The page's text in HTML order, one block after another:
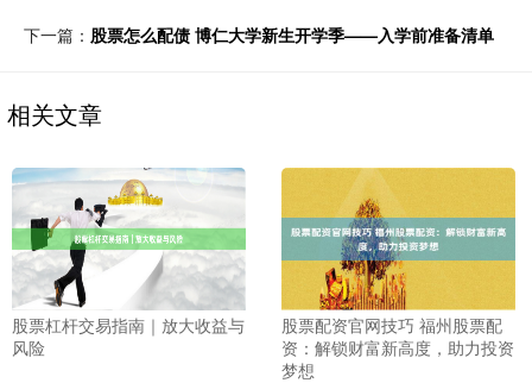
下一篇： 股票怎么配债 博仁大学新生开学季——入学前准备清单
相关文章
股票杠杆交易指南｜放大收益与
风险
股票配资官网技巧 福州股票配
资：解锁财富新高度，助力投资
梦想